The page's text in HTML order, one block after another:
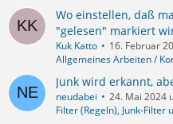
Wo einstellen, daß
"gelesen" markiert
Kuk Katto
16. Februar
Allgemeines Arbeiten /
Junk wird erkannt,
neudabei
24. Mai 2024
Filter (Regeln), Junk-